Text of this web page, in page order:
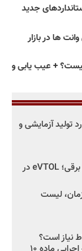
جدید
25 تا از برترین وانت ها در بازار
+ عیب یابی و
تولید آزمایشی و
کرمان موتور به دنبال ورود به دنیای پرنده‌های برقی؛ eVTOL در
خودرو وارداتی -مرداد۱۴۰۵ (+زمان، لیست
نیاز است؟